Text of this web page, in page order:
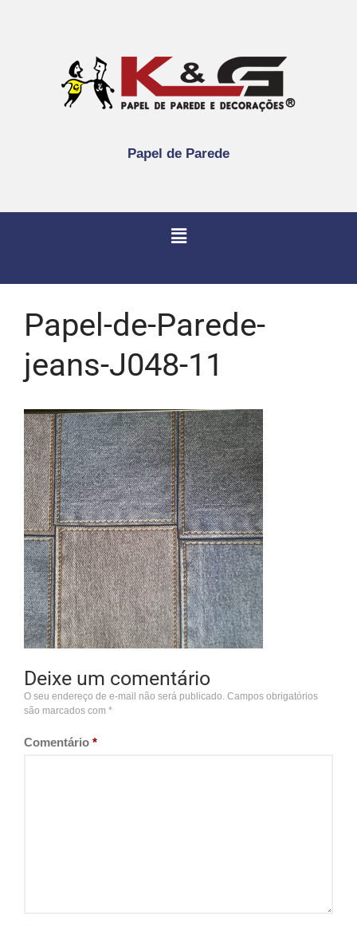
Papel de Parede
Papel-de-Parede-
jeans-J048-11
Deixe um comentário
O seu endereço de e-mail não será publicado. Campos obrigatórios
são marcados com *
Comentário *